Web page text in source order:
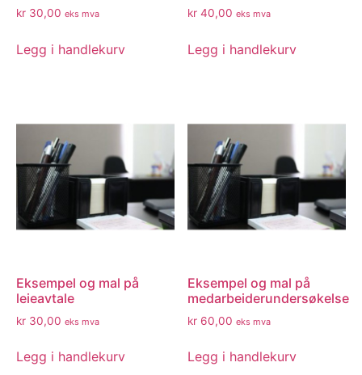
kr 30,00 eks mva
Legg i handlekurv
kr 40,00 eks mva
Legg i handlekurv
Eksempel og mal på
leieavtale
kr 30,00 eks mva
Legg i handlekurv
Eksempel og mal på
medarbeiderundersøkelse
kr 60,00 eks mva
Legg i handlekurv